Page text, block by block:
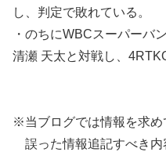
し、判定で敗れている。
・のちにWBCスーパーバ
清瀬 天太と対戦し、
※当ブログでは情報を求め
誤った情報追記すべき内